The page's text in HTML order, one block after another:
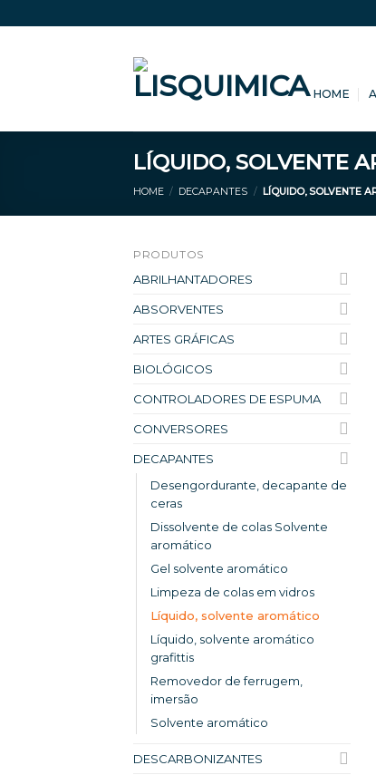
to
HOME
LÍQUIDO, SOLVENTE
HOME / DECAPANTES / LÍQUIDO, SOLVENTE
PRODUTOS
ABRILHANTADORES
ABSORVENTES
ARTES GRÁFICAS
BIOLÓGICOS
CONTROLADORES DE ESPUMA
CONVERSORES
DECAPANTES
Desengordurante, decapante de
ceras
Dissolvente de colas Solvente
aromático
Gel solvente aromático
Limpeza de colas em vidros
Líquido, solvente aromático
Líquido, solvente aromático
grafittis
Removedor de ferrugem,
imersão
Solvente aromático
DESCARBONIZANTES